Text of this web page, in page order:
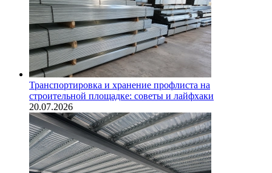
Транспортировка и хранение профлиста на
строительной площадке: советы и лайфхаки
20.07.2026